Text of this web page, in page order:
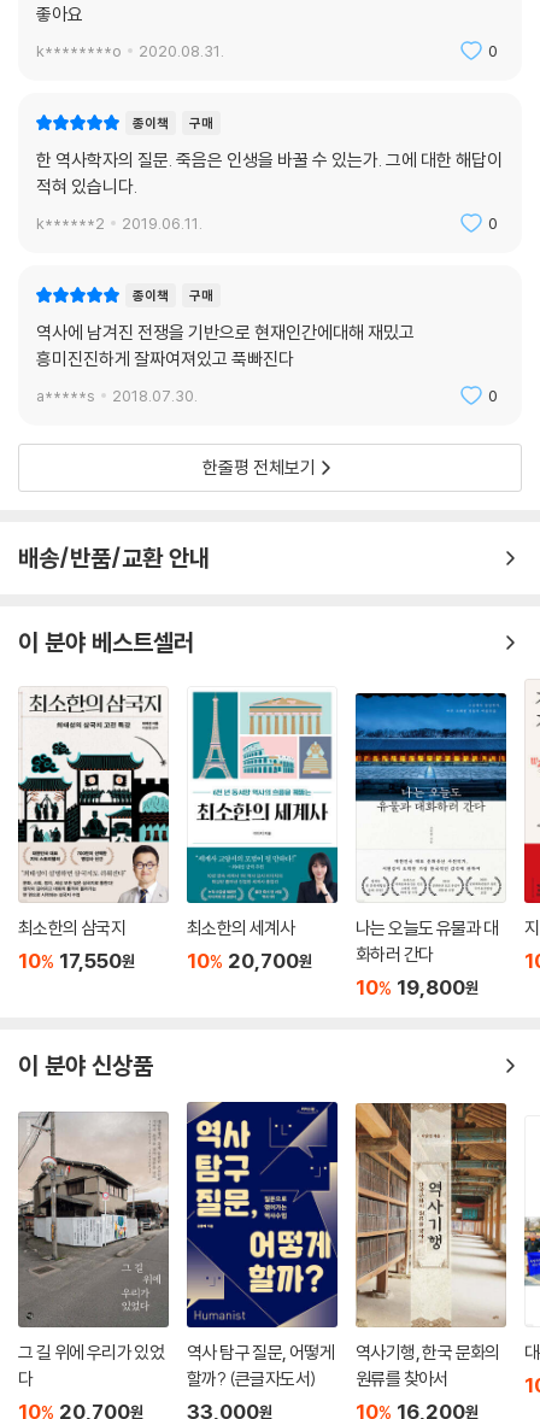
을 계시 경험으로 보았다. 여기에는 1742년 프랑스 근위대의 군의관으로
임명된 뒤 여러 전투에 참여한 라메트리의 역할이 컸다. 라메트리는 전투
로 『영혼의 자연사Histoire naturelle de l’ame』와 『인간 기계론L’Hom
me-machine』을 출간했다. 특히 근대 유물론의 선언이 된 『인간기계론』
에서 라메트리는 데카르트의 정신과 육체의 이분법을 파기하는 동시에 정
신과 영혼의 존재도 부인했으며, 생각과 느낌이 물질의 작용이라고 주장했
순하다는 라메트리의 견해를 이후 수많은 군인 저자가 차용하면서 전쟁 회
고록의 판도가 바뀌었다.
또 낭만주의의 ‘숭고’ 개념도 이러한 변화에 한몫 했다. 낭만주의는 ‘숭고
한’ 경험을 지식과 권위의 특별한 원천으로 강조했고, 낭만주의의 숭고라
중반부터 개인적 전쟁 경험담을 기록하고 출간하는 일반 사병이 늘어난 것
도 이러한 변화에 영향을 미쳤다. 19세기 초가 되자 일반 사병의 전쟁 경험
20세기 들어 전쟁 계시 경험담은 유례없는 명성을 얻었다. 하지만 전쟁을
각도 늘어났다. 이에 따라 현명한 참전용사 이미지와 미친 참전용사 이미
지가 대립적으로 부각되었다. 전투원들은 ‘극한의 경험’으로 현명해지기도
하고, ‘감당할 수 없는 경험’으로 트라우마를 겪고 무감각해지기도 했지만,
어느 쪽이든 전쟁 전과 전쟁 후 비교할 수 없을 만큼 달라진 것만은 분명하
다.
보어 전쟁에서 귀환하는 영국 군인들을 그린 러디어드 키플링의 시 [귀향
The Return]의 시구는 이를 잘 보여준다.
“어디에서 변화가 시작되었는지 나는 모른다. 나는 평범한 아이로 떠났고,
생각하는 남자로 도착했다.”
이 책은 근대 시대의 다양한 전쟁 경험담과 그것이 변화시킨 인간의 역사
를 통해 우리에게 이런 경험담과 비판적 거리를 유지하고, 올바른 전쟁관
줄 것이다.
좋아요
k********o 2020.08.31. 0
종이책 구매
한 역사학자의 질문. 죽음은 인생을 바꿀 수 있는가. 그에 대한 해답이
적혀 있습니다.
k******2 2019.06.11. 0
종이책 구매
역사에 남겨진 전쟁을 기반으로 현재인간에대해 재밌고
흥미진진하게 잘짜여져있고 푹빠진다
a*****s 2018.07.30. 0
한줄평 전체보기
배송/반품/교환 안내
이 분야 베스트셀러
최소한의 삼국지
10% 17,550원
최소한의 세계사
10% 20,700원
나는 오늘도 유물과 대
화하러 간다
10% 19,800원
이 분야 신상품
그 길 위에 우리가 있었
다
10% 20,700원
역사 탐구 질문, 어떻게
할까? (큰글자도서)
33,000원
역사기행, 한국 문화의
원류를 찾아서
10% 16,200원